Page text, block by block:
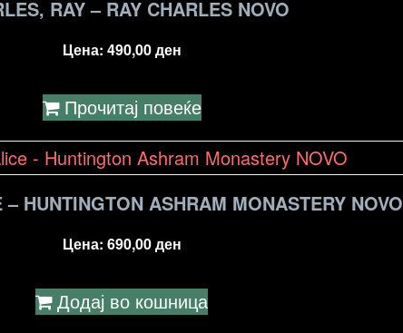
RAY – RAY CHARLES NOVO
Цена: 490,00ден
Прочитај повеќе
HUNTINGTON ASHRAM MONASTERY NOVO
Цена: 690,00ден
Додај во кошница